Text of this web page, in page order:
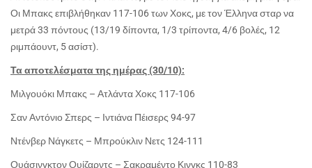
Οι Μπακς επιβλήθηκαν 117-106 των Χοκς, με τον Έλληνα σταρ να
μετρά 33 πόντους (13/19 δίποντα, 1/3 τρίποντα, 4/6 βολές, 12
ριμπάουντ, 5 ασίστ).
Τα αποτελέσματα της ημέρας (30/10):
Μιλγουόκι Μπακς – Ατλάντα Χοκς 117-106
Σαν Αντόνιο Σπερς – Ιντιάνα Πέισερς 94-97
Ντένβερ Νάγκετς – Μπρούκλιν Νετς 124-111
Ουάσινγκτον Ουίζαρντς – Σακραμέντο Κινγκς 110-83